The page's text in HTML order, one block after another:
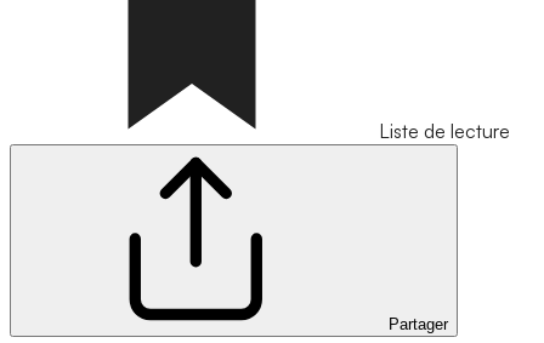
Liste de lecture
Partager